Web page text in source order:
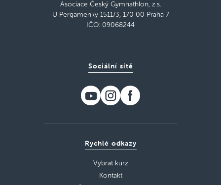
Asociace Český Gymnathlon, z.s.
U Pergamenky 1511/3, 170 00 Praha 7
IČO: 09068244
Rychlé odkazy
Vybrat kurz
Kontakt
Sociální sítě